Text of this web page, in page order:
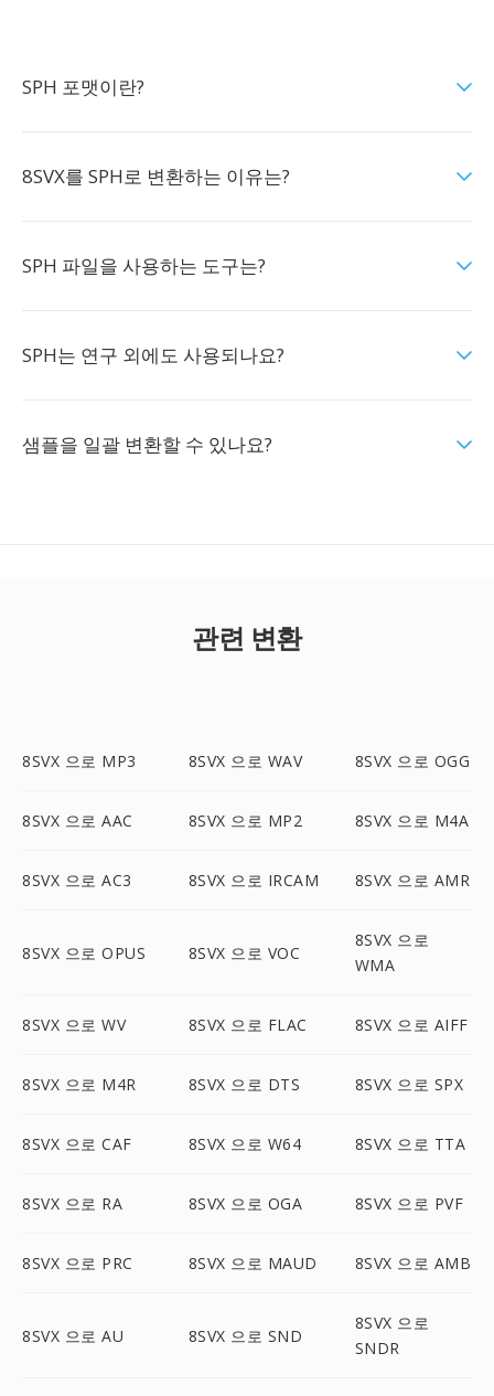
SPH 포맷이란?
8SVX를 SPH로 변환하는 이유는?
SPH 파일을 사용하는 도구는?
SPH는 연구 외에도 사용되나요?
샘플을 일괄 변환할 수 있나요?
관련 변환
8SVX 으로 MP3 8SVX 으로 WAV 8SVX 으로 OGG
8SVX 으로 AAC 8SVX 으로 MP2 8SVX 으로 M4A
8SVX 으로 AC3 8SVX 으로 IRCAM 8SVX 으로 AMR
8SVX 으로 OPUS 8SVX 으로 VOC
8SVX 으로
WMA
8SVX 으로 WV 8SVX 으로 FLAC 8SVX 으로 AIFF
8SVX 으로 M4R 8SVX 으로 DTS 8SVX 으로 SPX
8SVX 으로 CAF 8SVX 으로 W64 8SVX 으로 TTA
8SVX 으로 RA 8SVX 으로 OGA 8SVX 으로 PVF
8SVX 으로 PRC 8SVX 으로 MAUD 8SVX 으로 AMB
8SVX 으로 AU 8SVX 으로 SND
8SVX 으로
SNDR